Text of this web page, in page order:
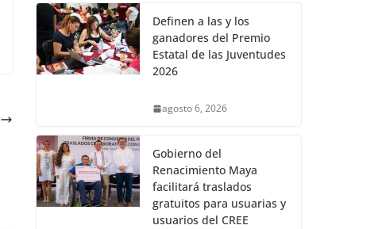
Definen a las y los
ganadores del Premio
Estatal de las Juventudes
2026
agosto 6, 2026
Gobierno del
Renacimiento Maya
facilitará traslados
gratuitos para usuarias y
usuarios del CREE